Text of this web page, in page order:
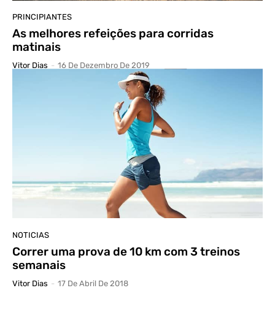
PRINCIPIANTES
As melhores refeições para corridas
matinais
Vitor Dias - 16 De Dezembro De 2019
NOTICIAS
Correr uma prova de 10 km com 3 treinos
semanais
Vitor Dias - 17 De Abril De 2018